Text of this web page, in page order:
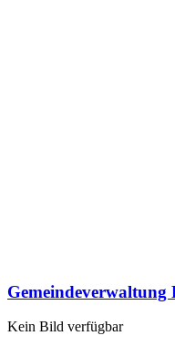
Kein Bild verfügbar